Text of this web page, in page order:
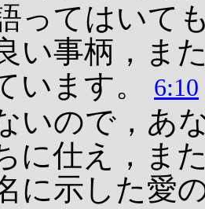
ってはいて
い事柄，ま
います。
6:10
いので，あ
に仕え，ま
に示した愛